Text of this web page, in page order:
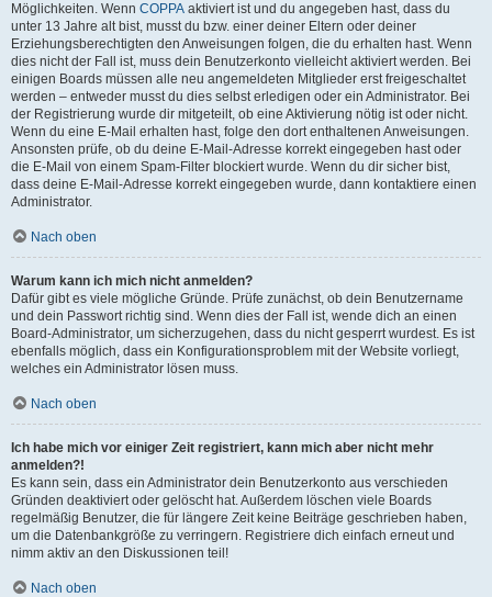
Möglichkeiten. Wenn COPPA aktiviert ist und du angegeben hast, dass du
unter 13 Jahre alt bist, musst du bzw. einer deiner Eltern oder deiner
Erziehungsberechtigten den Anweisungen folgen, die du erhalten hast. Wenn
dies nicht der Fall ist, muss dein Benutzerkonto vielleicht aktiviert werden. Bei
einigen Boards müssen alle neu angemeldeten Mitglieder erst freigeschaltet
werden – entweder musst du dies selbst erledigen oder ein Administrator. Bei
der Registrierung wurde dir mitgeteilt, ob eine Aktivierung nötig ist oder nicht.
Wenn du eine E-Mail erhalten hast, folge den dort enthaltenen Anweisungen.
Ansonsten prüfe, ob du deine E-Mail-Adresse korrekt eingegeben hast oder
die E-Mail von einem Spam-Filter blockiert wurde. Wenn du dir sicher bist,
dass deine E-Mail-Adresse korrekt eingegeben wurde, dann kontaktiere einen
Administrator.
Nach oben
Warum kann ich mich nicht anmelden?
Dafür gibt es viele mögliche Gründe. Prüfe zunächst, ob dein Benutzername
und dein Passwort richtig sind. Wenn dies der Fall ist, wende dich an einen
Board-Administrator, um sicherzugehen, dass du nicht gesperrt wurdest. Es ist
ebenfalls möglich, dass ein Konfigurationsproblem mit der Website vorliegt,
welches ein Administrator lösen muss.
Nach oben
Ich habe mich vor einiger Zeit registriert, kann mich aber nicht mehr
anmelden?!
Es kann sein, dass ein Administrator dein Benutzerkonto aus verschieden
Gründen deaktiviert oder gelöscht hat. Außerdem löschen viele Boards
regelmäßig Benutzer, die für längere Zeit keine Beiträge geschrieben haben,
um die Datenbankgröße zu verringern. Registriere dich einfach erneut und
nimm aktiv an den Diskussionen teil!
Nach oben